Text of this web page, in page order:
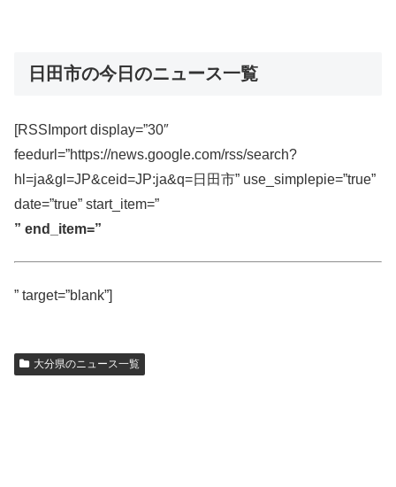
日田市の今日のニュース一覧
[RSSImport display=”30″
feedurl=”https://news.google.com/rss/search?
hl=ja&gl=JP&ceid=JP:ja&q=日田市” use_simplepie=”true”
date=”true” start_item=”
” end_item=”
” target=”blank”]
大分県のニュース一覧